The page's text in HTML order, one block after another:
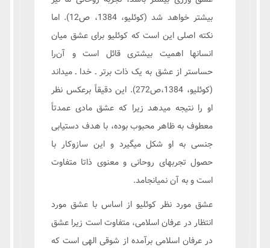
بیشتر خواهد شد (کوئلیو، 1384، ص12). اما
نکته اصلی این است که کوئلیو برای عشق میان
انسانها اهمیت بیشتری قائل است و آن‌را
حساستر از عشق به یک ذات برتر ـ خدا ـ میداند
(کوئلیو، 1384،ص272). این دقیقاً برعکس نظر
او را نتیجه میدهد زیرا که عشق مادی عمدتاً
معطوف به ظاهر محبوب بوده، با هدف دستیابی
جنسی به او شکل میگیرد و این سازوکار با
حصول تجربهای روحانی و معنوی ذاتا متفاوت
است و به آن نمیانجامد.
عشق مورد نظر کوئلیو از اساس با عشق مورد
انتظار در عرفان اسلامی، متفاوت است زیرا عشق
در عرفان اسلامی برآمده از شوقی الهی است که